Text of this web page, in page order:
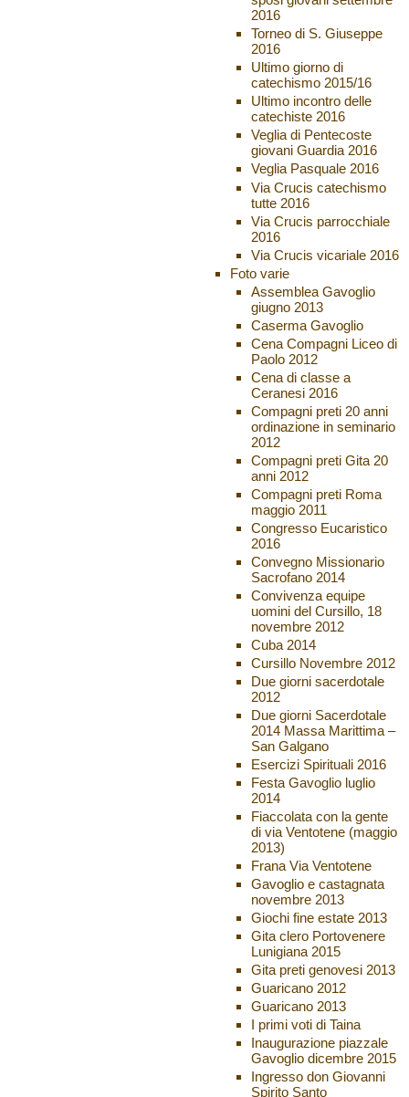
2016
Torneo di S. Giuseppe
2016
Ultimo giorno di
catechismo 2015/16
Ultimo incontro delle
catechiste 2016
Veglia di Pentecoste
giovani Guardia 2016
Veglia Pasquale 2016
Via Crucis catechismo
tutte 2016
Via Crucis parrocchiale
2016
Via Crucis vicariale 2016
Foto varie
Assemblea Gavoglio
giugno 2013
Caserma Gavoglio
Cena Compagni Liceo di
Paolo 2012
Cena di classe a
Ceranesi 2016
Compagni preti 20 anni
ordinazione in seminario
2012
Compagni preti Gita 20
anni 2012
Compagni preti Roma
maggio 2011
Congresso Eucaristico
2016
Convegno Missionario
Sacrofano 2014
Convivenza equipe
uomini del Cursillo, 18
novembre 2012
Cuba 2014
Cursillo Novembre 2012
Due giorni sacerdotale
2012
Due giorni Sacerdotale
2014 Massa Marittima –
San Galgano
Esercizi Spirituali 2016
Festa Gavoglio luglio
2014
Fiaccolata con la gente
di via Ventotene (maggio
2013)
Frana Via Ventotene
Gavoglio e castagnata
novembre 2013
Giochi fine estate 2013
Gita clero Portovenere
Lunigiana 2015
Gita preti genovesi 2013
Guaricano 2012
Guaricano 2013
I primi voti di Taina
Inaugurazione piazzale
Gavoglio dicembre 2015
Ingresso don Giovanni
Spirito Santo